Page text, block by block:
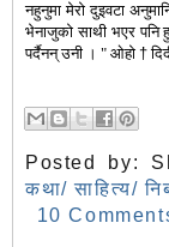
नहुनुमा मेरो दुइवटा
भेनाजुको साथी भएर
पर्दैनन् उनी । " ओहो †
Posted by:
कथा/ साहित्य/
10